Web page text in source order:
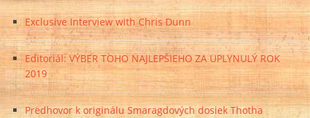
Exclusive Interview with Chris Dunn
Editoriál: VÝBER TOHO NAJLEPŠIEHO ZA UPLYNULÝ ROK
2019
Predhovor k originálu Smaragdových dosiek Thotha